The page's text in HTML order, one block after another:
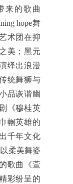
来的歌曲
hope舞
术团在抑
美；黑元
绎出浪漫
统舞狮与
品诙谐幽
《穆桂英
帼英雄的
千年文化
柔美舞姿
歌曲《萱
彩纷呈的